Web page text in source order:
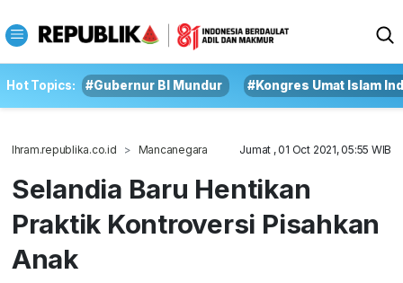
Hot Topics: #Gubernur BI Mundur #Kongres Umat Islam
Ihram.republika.co.id Mancanegara Jumat , 01 Oct 2021, 05:55 WIB
Selandia Baru Hentikan
Praktik Kontroversi Pisahkan
Anak